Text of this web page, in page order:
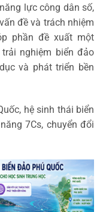
lực công dân số,
đề và trách nhiệm
phần đề xuất một
nghiệm biển đảo
và phát triển bền
hệ sinh thái biển
7Cs, chuyển đổi